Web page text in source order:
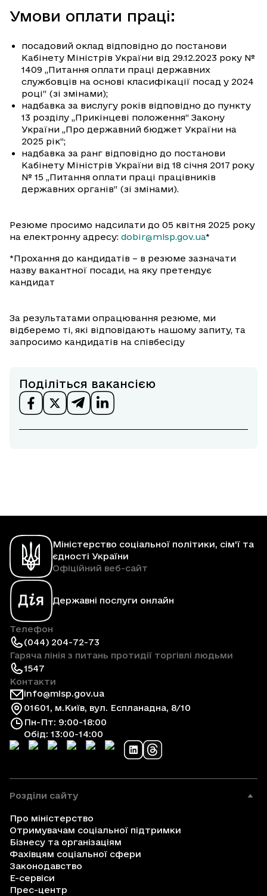
Умови оплати праці:
посадовий оклад відповідно до постанови
Кабінету Міністрів України від 29.12.2023 року №
1409 „Питання оплати праці державних
службовців на основі класифікації посад у 2024
році” (зі змінами);
надбавка за вислугу років відповідно до пункту
13 розділу „Прикінцеві положення” Закону
України „Про державний бюджет України на
2025 рік”;
надбавка за ранг відповідно до постанови
Кабінету Міністрів України від 18 січня 2017 року
№ 15 „Питання оплати праці працівників
державних органів” (зі змінами).
Резюме просимо надсилати до 05 квітня 2025 року
на електронну адресу: dobir@mlsp.gov.ua*
*Прохання до кандидатів – в резюме зазначати
назву вакантної посади, на яку претендує
кандидат
За результатами опрацювання резюме, ми
відберемо ті, які відповідають нашому запиту, та
запросимо кандидатів на співбесіду
Поділіться вакансією
Міністерство соціальної політики, сім'ї та
єдності України
Офіційний веб-сайт
Державні послуги онлайн
Телефон
(044) 204-72-73
Гаряча лінія з питань протидії торгівлі людьми
1547
Контакти
info@mlsp.gov.ua
01601, м.Київ, вул. Еспланадна, 8/10
Пн-Пт: 9:00-18:00
Обід: 13:00-14:00
Розділи сайту
Про міністерство
Отримувачам соціальної підтримки
Бізнесу та організаціям
Фахівцям соціальної сфери
Законодавство
Е-сервіси
Прес-центр